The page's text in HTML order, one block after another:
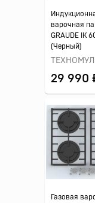
варочная
GRAUDE IK
(Черный)
29 990
Газовая